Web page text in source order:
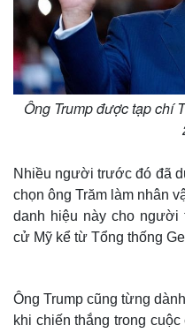
Ông Trump được tạp chí
Nhiều người trước đó đã
chọn ông Trăm làm nhân
danh hiệu này cho người
cử Mỹ kể từ Tổng thống
Ông Trump cũng từng
khi chiến thắng trong